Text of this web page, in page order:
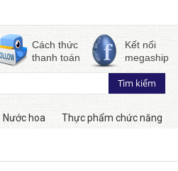
Cách thức
thanh toán
Kết nối
megaship
Nước hoa Thực phẩm chức năng